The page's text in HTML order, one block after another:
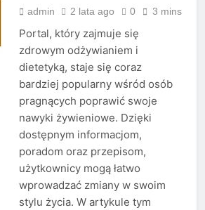
admin 2 lata ago 0 3 mins
Portal, który zajmuje się
zdrowym odżywianiem i
dietetyką, staje się coraz
bardziej popularny wśród osób
pragnących poprawić swoje
nawyki żywieniowe. Dzięki
dostępnym informacjom,
poradom oraz przepisom,
użytkownicy mogą łatwo
wprowadzać zmiany w swoim
stylu życia. W artykule tym